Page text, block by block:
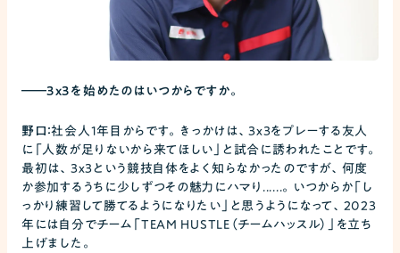
――3x3を始めたのはいつからですか。
野口：社会人1年目からです。きっかけは、3x3をプレーする友人
に「人数が足りないから来てほしい」と試合に誘われたことです。
最初は、3x3という競技自体をよく知らなかったのですが、何度
か参加するうちに少しずつその魅力にハマり......。いつからか「し
っかり練習して勝てるようになりたい」と思うようになって、2023
年には自分でチーム「TEAM HUSTLE（チームハッスル）」を立ち
上げました。